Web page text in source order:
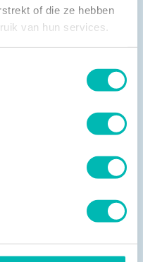
of die ze hebben
van hun services.
bij het
en
opnieuw
moderne techniek,
een stevige basis
gezamenlijk in op het